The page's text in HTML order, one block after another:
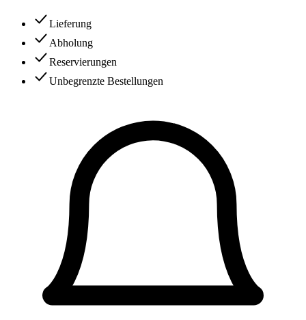
Lieferung
Abholung
Reservierungen
Unbegrenzte Bestellungen